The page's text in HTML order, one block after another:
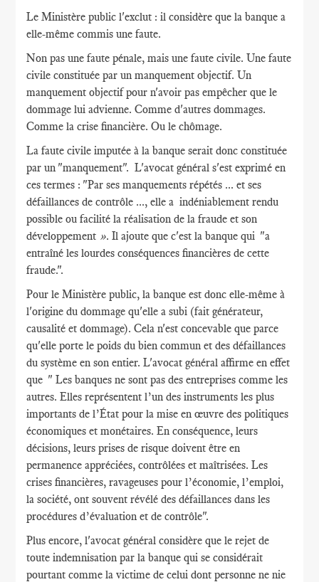
Le Ministère public l'exclut : il considère que la banque a
elle-même commis une faute.
Non pas une faute pénale, mais une faute civile. Une faute
civile constituée par un manquement objectif. Un
manquement objectif pour n'avoir pas empêcher que le
dommage lui advienne. Comme d'autres dommages.
Comme la crise financière. Ou le chômage.
La faute civile imputée à la banque serait donc constituée
par un "manquement". L'avocat général s'est exprimé en
ces termes : "Par ses manquements répétés ... et ses
défaillances de contrôle ..., elle a indéniablement rendu
possible ou facilité la réalisation de la fraude et son
développement ». Il ajoute que c'est la banque qui "a
entraîné les lourdes conséquences financières de cette
fraude.".
Pour le Ministère public, la banque est donc elle-même à
l'origine du dommage qu'elle a subi (fait générateur,
causalité et dommage). Cela n'est concevable que parce
qu'elle porte le poids du bien commun et des défaillances
du système en son entier. L'avocat général affirme en effet
que " Les banques ne sont pas des entreprises comme les
autres. Elles représentent l’un des instruments les plus
importants de l’État pour la mise en œuvre des politiques
économiques et monétaires. En conséquence, leurs
décisions, leurs prises de risque doivent être en
permanence appréciées, contrôlées et maîtrisées. Les
crises financières, ravageuses pour l’économie, l’emploi,
la société, ont souvent révélé des défaillances dans les
procédures d’évaluation et de contrôle".
Plus encore, l'avocat général considère que le rejet de
toute indemnisation par la banque qui se considérait
pourtant comme la victime de celui dont personne ne nie